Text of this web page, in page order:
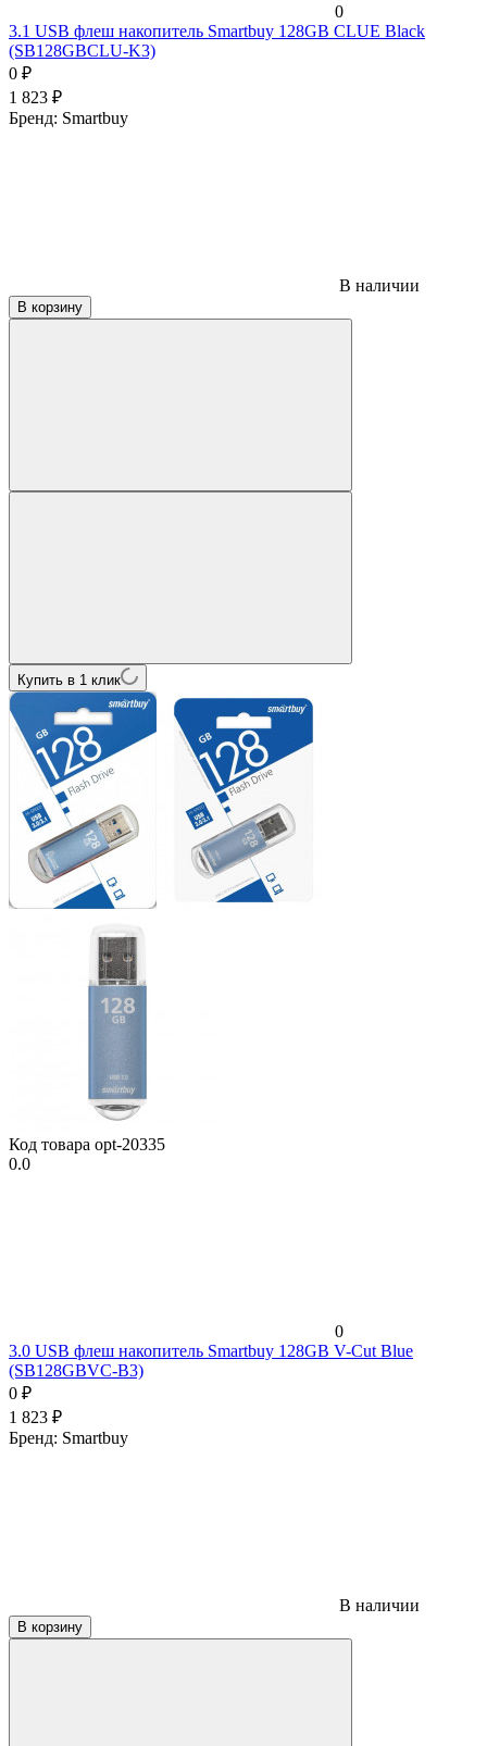
0
3.1 USB флеш накопитель Smartbuy 128GB CLUE Black
(SB128GBCLU-K3)
0 ₽
1 823 ₽
Бренд: Smartbuy
В наличии
В корзину
Купить в 1 клик
Код товара opt-20335
0.0
0
3.0 USB флеш накопитель Smartbuy 128GB V-Cut Blue
(SB128GBVC-B3)
0 ₽
1 823 ₽
Бренд: Smartbuy
В наличии
В корзину